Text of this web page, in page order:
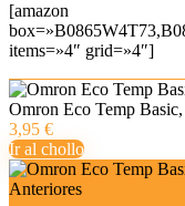
[amazon
items=»4″ grid=»4″]
Omron Eco Temp
3,95 €
Ir al chollo
Anteriores